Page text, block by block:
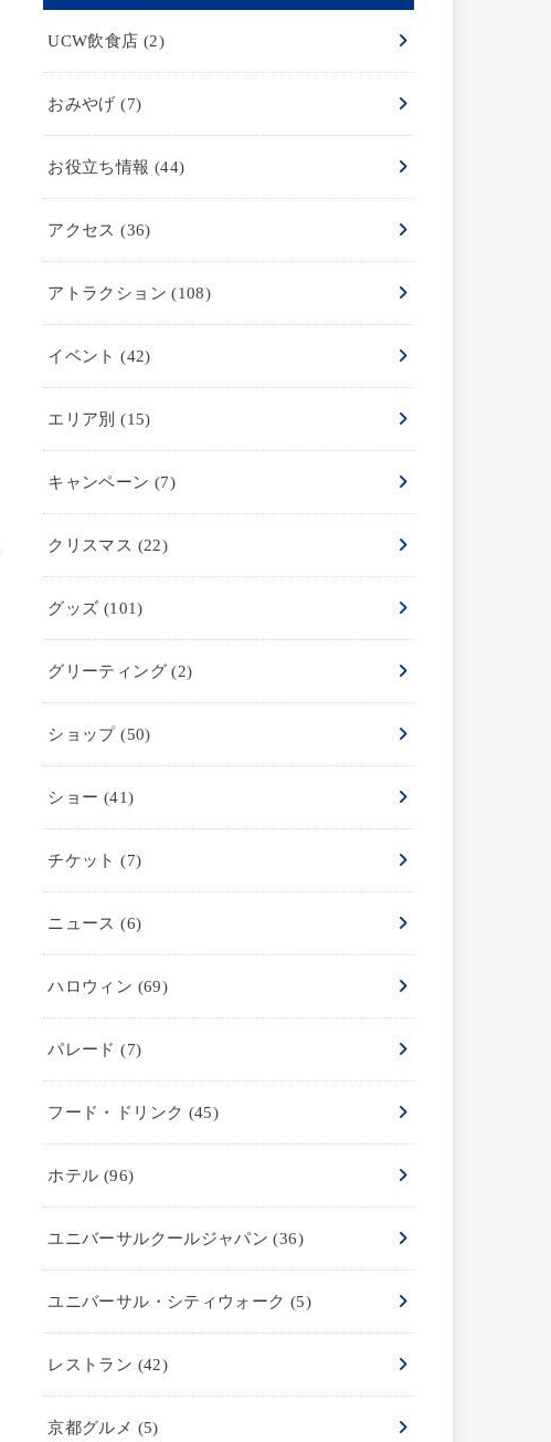
UCW飲食店 (2)
おみやげ(7)
お役立ち情報 (44)
アクセス(36)
アトラクション(108)
イベント(42)
エリア別(15)
キャンペーン (7)
クリスマス (22)
グッズ (101)
グリーティング(2)
ショップ(50)
ショー (41)
チケット(7)
ニュース(6)
ハロウィン (69)
パレード(7)
フード・ドリンク (45)
ホテル (96)
ユニバーサルクールジャパン(36)
ユニバーサル・シティウォーク (5)
レストラン (42)
京都グルメ (5)